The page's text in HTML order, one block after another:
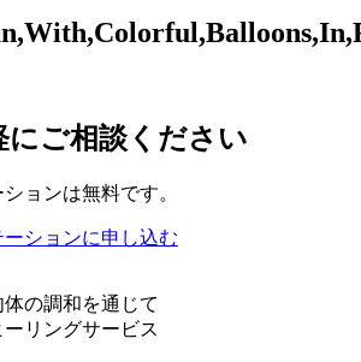
にご相談ください
ョンは無料です。
ションに申し込む
の調和を通じて
リングサービス